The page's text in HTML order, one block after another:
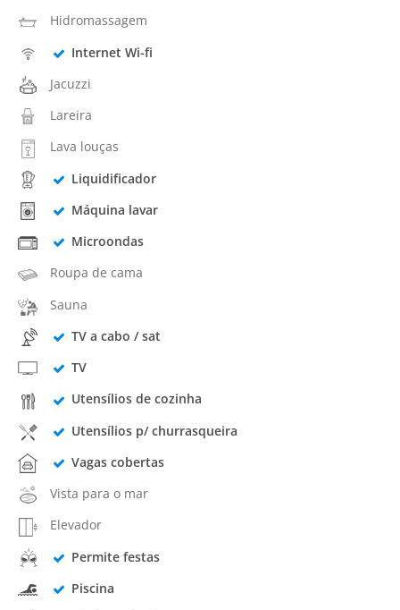
Hidromassagem
Internet Wi-fi
Jacuzzi
Lareira
Lava louças
Liquidificador
Máquina lavar
Microondas
Roupa de cama
Sauna
TV a cabo / sat
TV
Utensílios de cozinha
Utensílios p/ churrasqueira
Vagas cobertas
Vista para o mar
Elevador
Permite festas
Piscina